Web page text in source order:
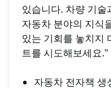
있습니다. 차량 기
자동차 분야의 지식
있는 기회를 놓치지
트를 시도해보세요."
자동차 전자책 생